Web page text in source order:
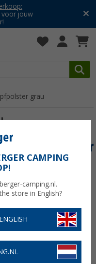
voor jouw
grau
CAMPING
camping.nl.
store in English?